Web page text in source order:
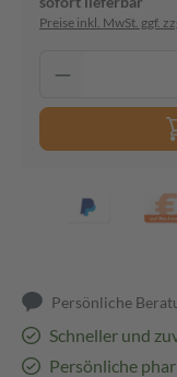
Preise inkl. MwSt. ggf.
Persönliche
Schneller und
Persönliche